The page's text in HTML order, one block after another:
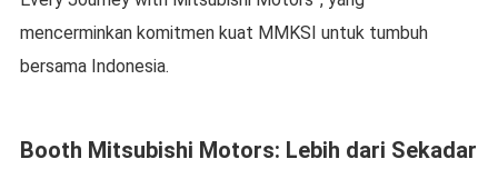
mencerminkan komitmen kuat MMKSI untuk tumbuh
bersama Indonesia.
Booth Mitsubishi Motors: Lebih dari Sekadar